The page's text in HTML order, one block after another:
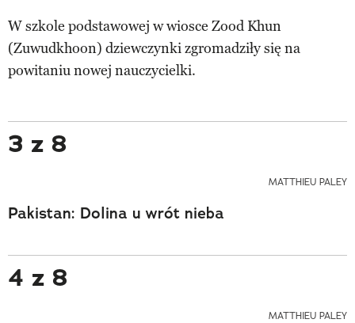
W szkole podstawowej w wiosce Zood Khun
(Zuwudkhoon) dziewczynki zgromadziły się na
powitaniu nowej nauczycielki.
3 z 8
MATTHIEU PALEY
Pakistan: Dolina u wrót nieba
4 z 8
MATTHIEU PALEY